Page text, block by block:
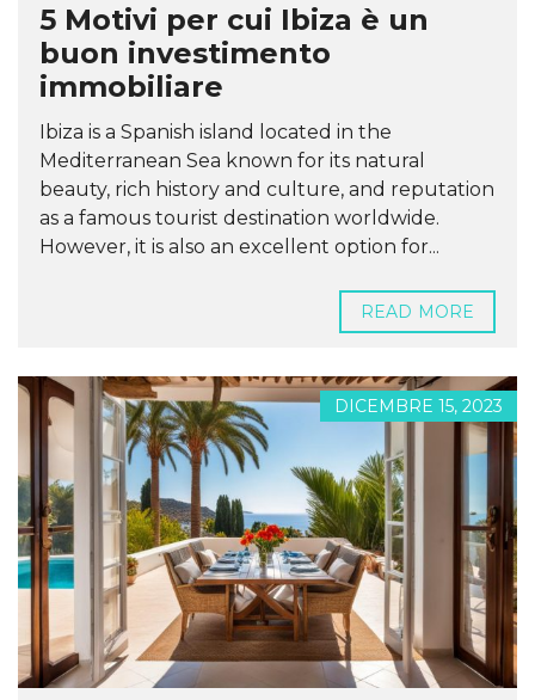
5 Motivi per cui Ibiza è un
buon investimento
immobiliare
Ibiza is a Spanish island located in the
Mediterranean Sea known for its natural
beauty, rich history and culture, and reputation
as a famous tourist destination worldwide.
However, it is also an excellent option for...
READ MORE
DICEMBRE 15, 2023